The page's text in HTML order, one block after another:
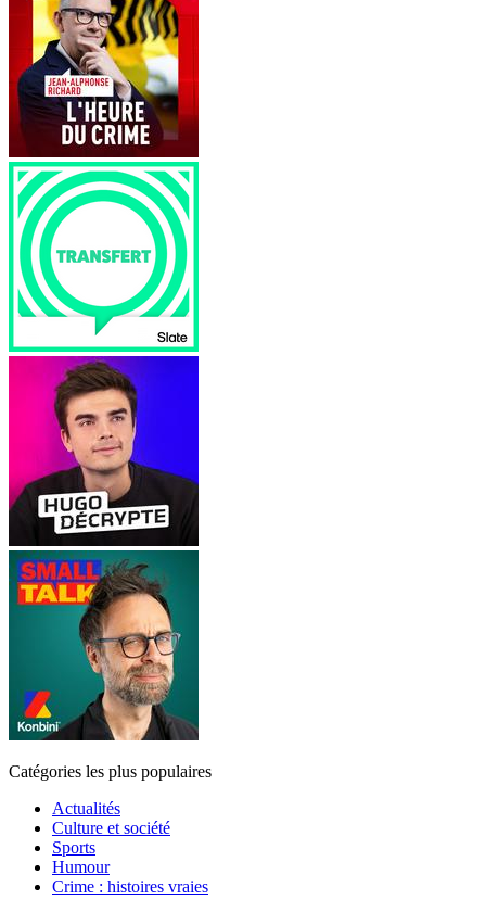
Catégories les plus populaires
Actualités
Culture et société
Sports
Humour
Crime : histoires vraies